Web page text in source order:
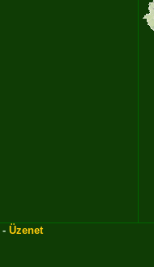
- Üzenet